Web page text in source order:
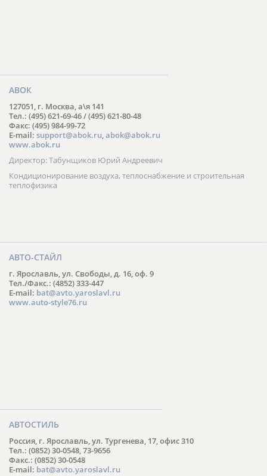
АВОК
127051, г. Москва, а\я 141
Тел.: (495) 621-69-46 / (495) 621-80-48
Факс: (495) 984-99-72
E-mail: support@abok.ru,abok@abok.ru
www.abok.ru
Директор: Табунщиков Юрий Андреевич
Кондиционирование воздуха, теплоснабжение и строительная
теплофизика
АВТО-СТАЙЛ
г. Ярославль, ул. Свободы, д. 16, оф. 9
Тел./Факс.: (4852) 333-447
E-mail: bat@avto.yaroslavl.ru
www.auto-style76.ru
АВТОСТИЛЬ
Россия, г. Ярославль, ул. Тургенева, 17, офис 310
Тел.: (0852) 30-0548, 73-9656
Факс.: (0852) 30-0548
E-mail: bat@avto.yaroslavl.ru